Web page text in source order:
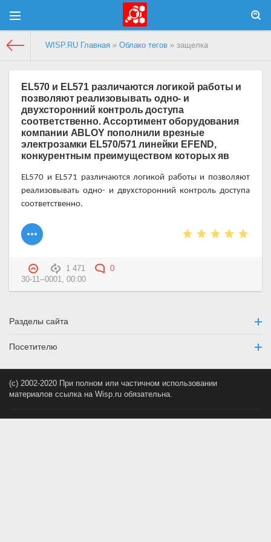
WISP.RU Главная » Облако тегов » защелка
EL570 и EL571 различаются логикой работы и
позволяют реализовывать одно- и
двухсторонний контроль доступа
соответственно. Ассортимент оборудования
компании ABLOY пополнили врезные
электрозамки EL570/571 линейки EFEND,
конкурентным преимуществом которых яв
EL570 и EL571 различаются логикой работы и позволяют
реализовывать одно- и двухсторонний контроль доступа
соответственно.
1 471
0
30-11--0001, 00:00
Разделы сайта
Посетителю
(c) 2002-2020 При полном или частичном использовании
материалов ссылка на Wisp.ru обязательна.